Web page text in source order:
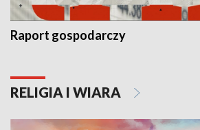
Raport gospodarczy
RELIGIA I WIARA